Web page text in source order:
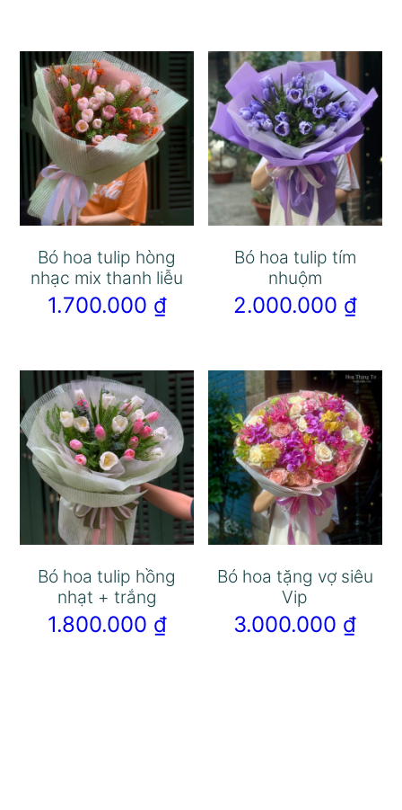
Bó hoa tulip hòng
nhạc mix thanh liễu
1.700.000 ₫
Bó hoa tulip tím
nhuộm
2.000.000 ₫
Bó hoa tulip hồng
nhạt + trắng
1.800.000 ₫
Bó hoa tặng vợ siêu
Vip
3.000.000 ₫